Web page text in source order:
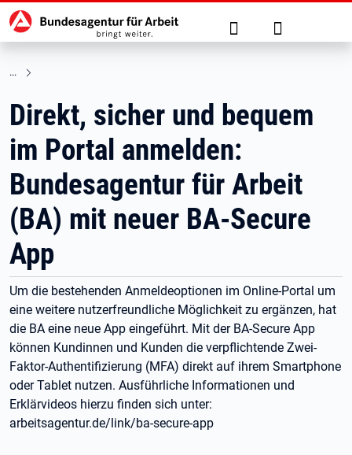
zu den Hauptinhalten springen
Hauptnavigation Suche Anmelden
Direkt, sicher und bequem
im Portal anmelden:
Bundesagentur für Arbeit
(BA) mit neuer BA-Secure
App
Um die bestehenden Anmeldeoptionen im Online-Portal um
eine weitere nutzerfreundliche Möglichkeit zu ergänzen, hat
die BA eine neue App eingeführt. Mit der BA-Secure App
können Kundinnen und Kunden die verpflichtende Zwei-
Faktor-Authentifizierung (MFA) direkt auf ihrem Smartphone
oder Tablet nutzen. Ausführliche Informationen und
Erklärvideos hierzu finden sich unter:
arbeitsagentur.de/link/ba-secure-app